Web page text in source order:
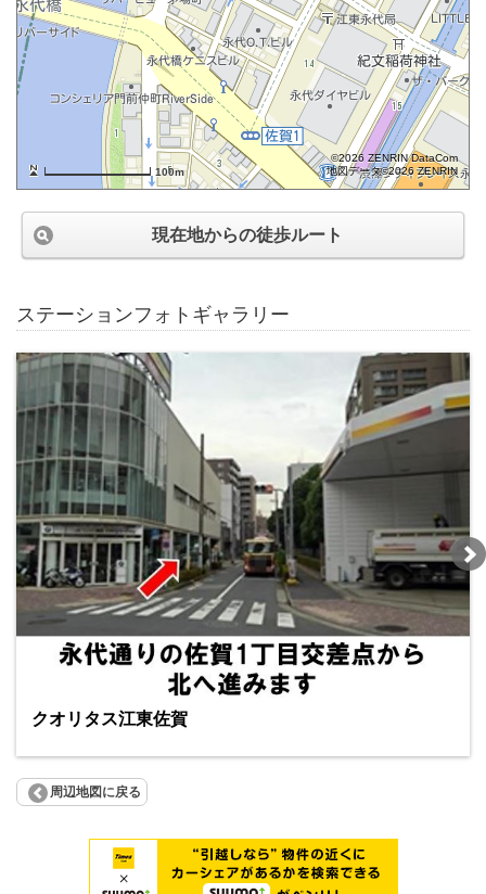
100m
©2026 ZENRIN DataCom
地図データ©2026 ZENRIN
現在地からの徒歩ルート
ステーションフォトギャラリー
クオリタス江東佐賀
周辺地図に戻る